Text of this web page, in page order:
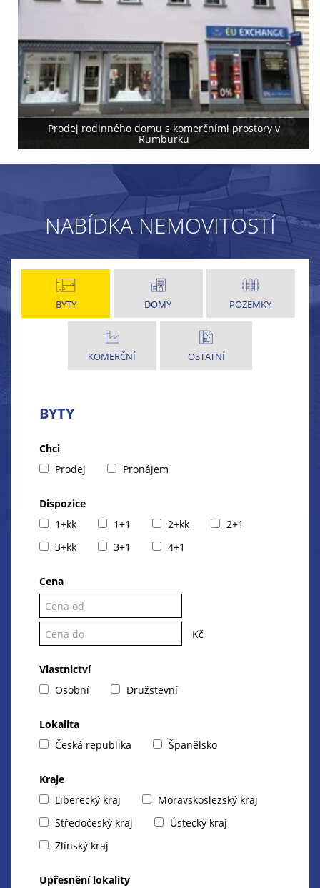
Prodej rodinného domu s komerčními prostory v
Rumburku
NABÍDKA NEMOVITOSTÍ
BYTY DOMY POZEMKY
KOMERČNÍ OSTATNÍ
BYTY
Chci
Prodej
Pronájem
Dispozice
1+kk
1+1 2+kk
2+1
3+kk
3+1 4+1
Cena
Kč
Vlastnictví
Osobní
Družstevní
Lokalita
Česká republika
Španělsko
Kraje
Liberecký kraj
Moravskoslezský kraj
Středočeský kraj
Ústecký kraj
Zlínský kraj
Upřesnění lokality